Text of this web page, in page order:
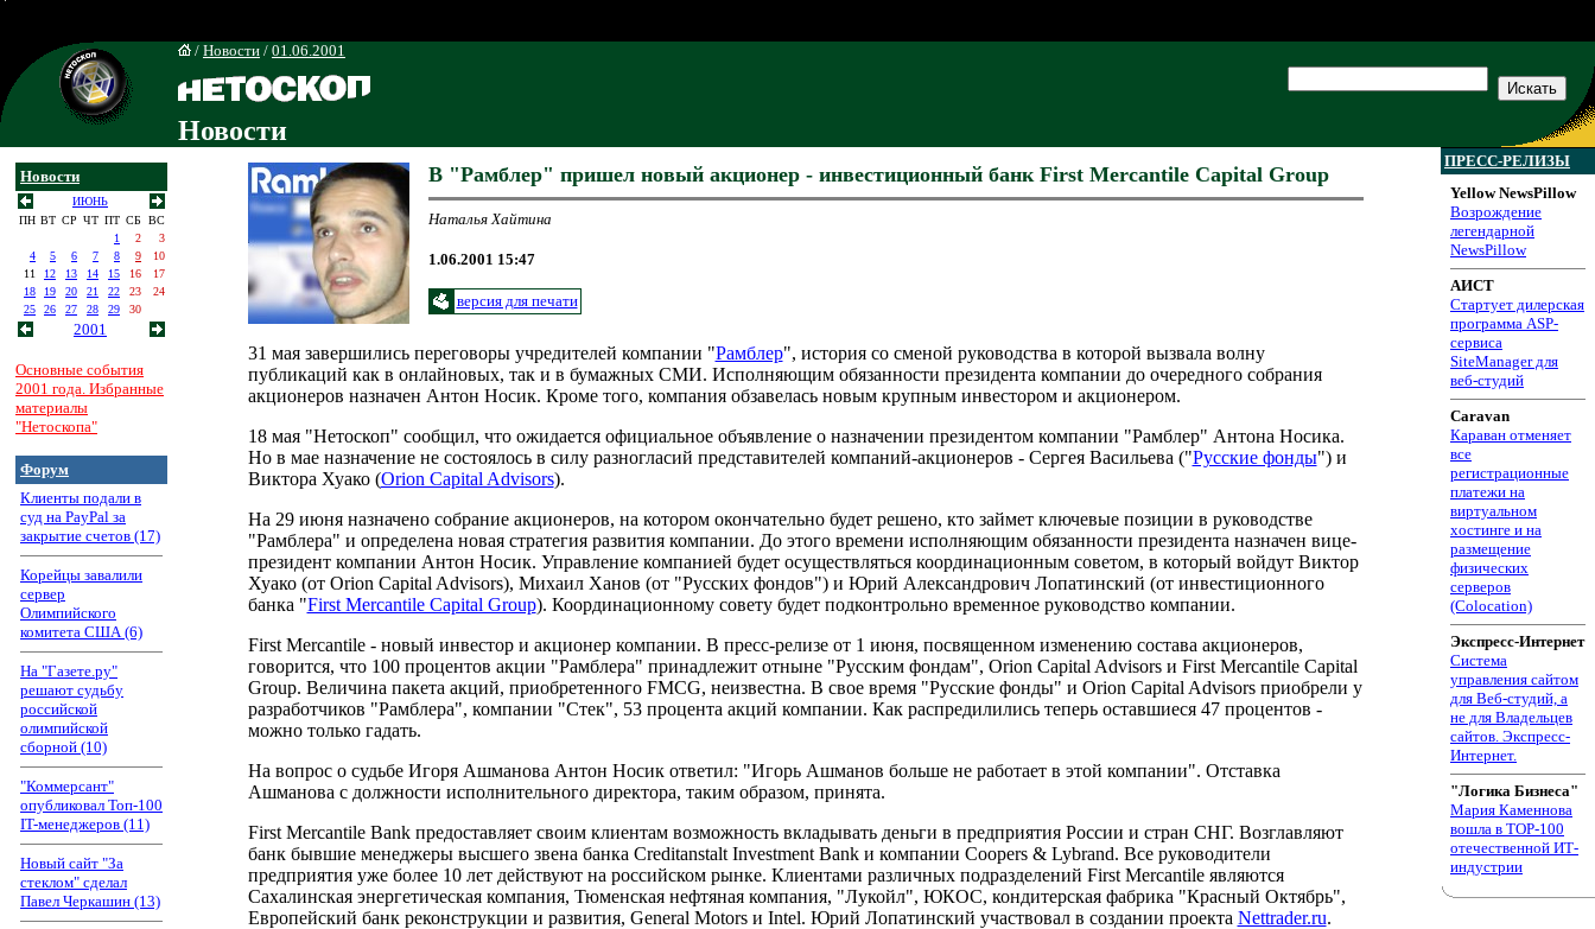
/ Новости / 01.06.2001
Новости
Новости
ИЮНЬ
ПН ВТ СР ЧТ ПТ СБ
ВС
1
2
3
4
5 6 7 8 9
10
11
12 13 14 15 16
17
18
19 20 21 22 23
24
25
26 27 28 29 30
2001
Основные события
2001 года. Избранные
материалы
"Нетоскопа"
Форум
Клиенты подали в
суд на PayPal за
закрытие счетов (17)
Корейцы завалили
сервер
Олимпийского
комитета США (6)
На "Газете.ру"
решают судьбу
российской
олимпийской
сборной (10)
"Коммерсант"
опубликовал Топ-100
IT-менеджеров (11)
Новый сайт "За
стеклом" сделал
Павел Черкашин (13)
В "Рамблер" пришел новый акционер - инвестиционный банк First Mercantile Capital Group
Наталья Хайтина
1.06.2001 15:47
версия для печати
31 мая завершились переговоры учредителей компании "Рамблер", история со сменой руководства в которой вызвала волну
публикаций как в онлайновых, так и в бумажных СМИ. Исполняющим обязанности президента компании до очередного собрания
акционеров назначен Антон Носик. Кроме того, компания обзавелась новым крупным инвестором и акционером.
18 мая "Нетоскоп" сообщил, что ожидается официальное объявление о назначении президентом компании "Рамблер" Антона Носика.
Но в мае назначение не состоялось в силу разногласий представителей компаний-акционеров - Сергея Васильева ("Русские фонды") и
Виктора Хуако (Orion Capital Advisors).
На 29 июня назначено собрание акционеров, на котором окончательно будет решено, кто займет ключевые позиции в руководстве
"Рамблера" и определена новая стратегия развития компании. До этого времени исполняющим обязанности президента назначен вице-
президент компании Антон Носик. Управление компанией будет осуществляться координационным советом, в который войдут Виктор
Хуако (от Orion Capital Advisors), Михаил Ханов (от "Русских фондов") и Юрий Александрович Лопатинский (от инвестиционного
банка "First Mercantile Capital Group). Координационному совету будет подконтрольно временное руководство компании.
First Mercantile - новый инвестор и акционер компании. В пресс-релизе от 1 июня, посвященном изменению состава акционеров,
говорится, что 100 процентов акции "Рамблера" принадлежит отныне "Русским фондам", Orion Capital Advisors и First Mercantile Capital
Group. Величина пакета акций, приобретенного FMCG, неизвестна. В свое время "Русские фонды" и Orion Capital Advisors приобрели у
разработчиков "Рамблера", компании "Стек", 53 процента акций компании. Как распредилились теперь оставшиеся 47 процентов -
можно только гадать.
На вопрос о судьбе Игоря Ашманова Антон Носик ответил: "Игорь Ашманов больше не работает в этой компании". Отставка
Ашманова с должности исполнительного директора, таким образом, принята.
First Mercantile Bank предоставляет своим клиентам возможность вкладывать деньги в предприятия России и стран СНГ. Возглавляют
банк бывшие менеджеры высшего звена банка Creditanstalt Investment Bank и компании Coopers & Lybrand. Все руководители
предприятия уже более 10 лет действуют на российском рынке. Клиентами различных подразделений First Mercantile являются
Сахалинская энергетическая компания, Тюменская нефтяная компания, "Лукойл", ЮКОС, кондитерская фабрика "Красный Октябрь",
Европейский банк реконструкции и развития, General Motors и Intel. Юрий Лопатинский участвовал в создании проекта Nettrader.ru.
ПРЕСС-РЕЛИЗЫ
Yellow NewsPillow
Возрождение
легендарной
NewsPillow
АИСТ
Стартует дилерская
программа ASP-
сервиса
SiteManager для
веб-студий
Caravan
Караван отменяет
все
регистрационные
платежи на
виртуальном
хостинге и на
размещение
физических
серверов
(Colocation)
Экспресс-Интернет
Система
управления сайтом
для Веб-студий, а
не для Владельцев
сайтов. Экспресс-
Интернет.
"Логика Бизнеса"
Мария Каменнова
вошла в TOP-100
отечественной ИТ-
индустрии